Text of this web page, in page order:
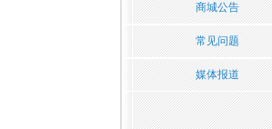
商城公告
常见问题
媒体报道